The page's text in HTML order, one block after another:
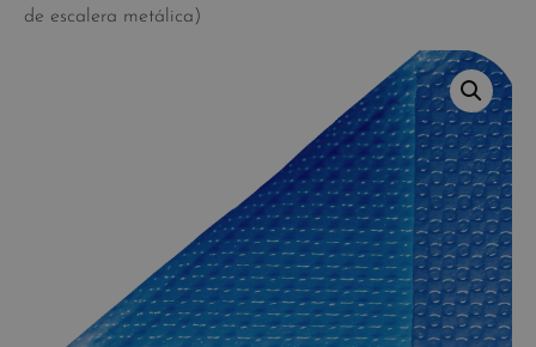
de escalera metálica)